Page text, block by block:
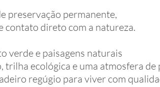
preservação permanente,
direto com a natureza.
verde e paisagens naturais
ecológica e uma atmosfera de
regúgio para viver com